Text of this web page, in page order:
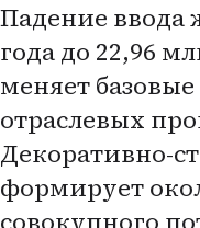
Падение ввода
года до 22,96
меняет
отраслевых
Декоративно-
формирует
совокупного